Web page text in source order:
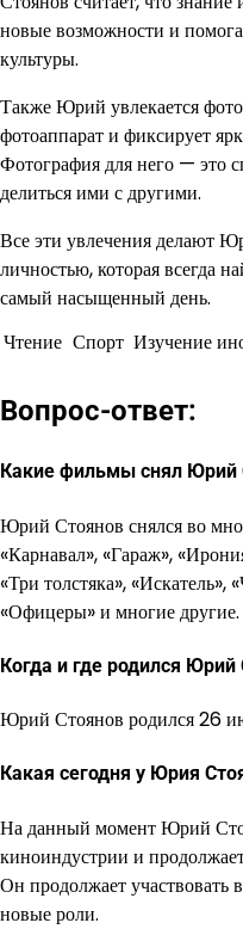
новые возможности и
культуры.
Также Юрий увлекается
фотоаппарат и фиксирует
Фотография для него — это
делиться ими с другими.
Все эти увлечения делают
личностью, которая всегда
самый насыщенный день.
Чтение Спорт Изучение
Вопрос-ответ:
Какие фильмы снял Юрий
Юрий Стоянов снялся во
«Карнавал», «Гараж»,
«Три толстяка», «Искатель»,
«Офицеры» и многие другие.
Когда и где родился Юрий
Юрий Стоянов родился 26
Какая сегодня у Юрия
На данный момент Юрий
киноиндустрии и
Он продолжает участвовать
новые роли.